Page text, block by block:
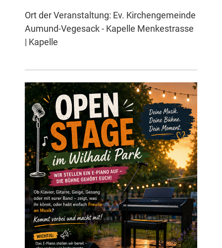
Ort der Veranstaltung: Ev. Kirchengemeinde
Aumund-Vegesack - Kapelle Menkestrasse
| Kapelle